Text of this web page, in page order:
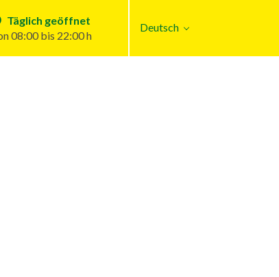
Täglich geöffnet
08:00 bis 22:00 h
Deutsch